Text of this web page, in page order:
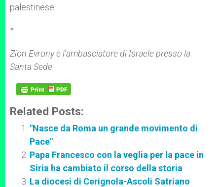
palestinese.
*
Zion Evrony è l’ambasciatore di Israele presso la
Santa Sede
Related Posts:
"Nasce da Roma un grande movimento di
Pace"
Papa Francesco con la veglia per la pace in
Siria ha cambiato il corso della storia
La diocesi di Cerignola-Ascoli Satriano